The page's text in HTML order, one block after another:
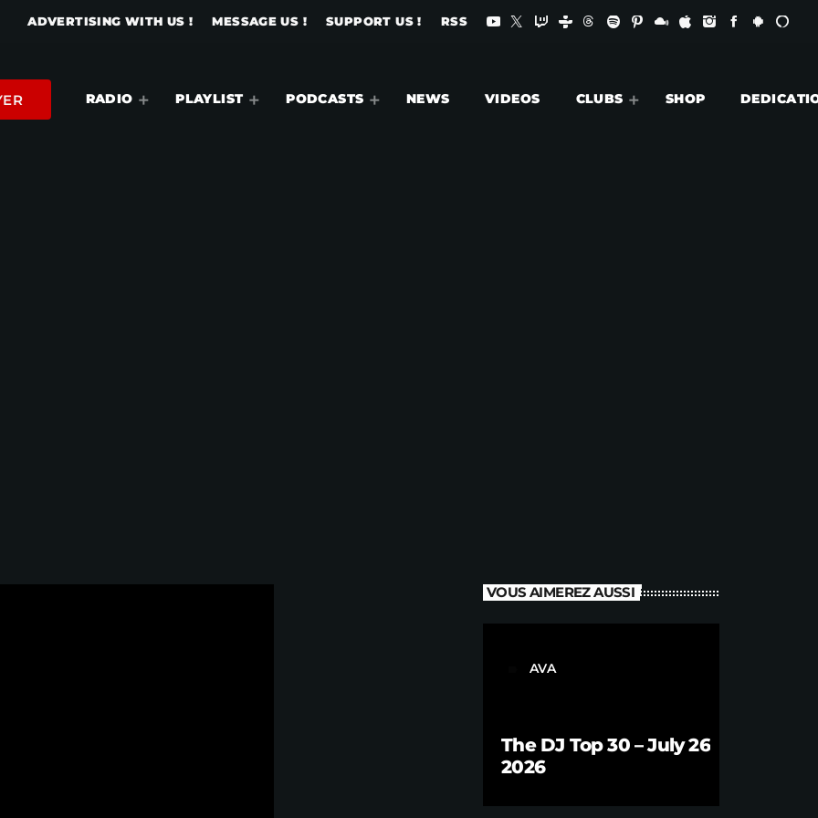
ADVERTISING WITH US ! MESSAGE US ! SUPPORT US ! RSS
RADIO PLAYLIST PODCASTS NEWS VIDEOS CLUBS SHOP
VOUS AIMEREZ AUSSI
AVA
The DJ Top 30 – July 26
2026